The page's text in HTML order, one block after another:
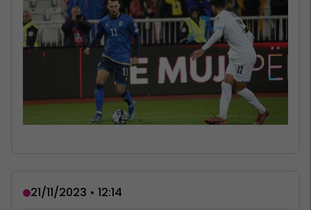
21/11/2023 • 12:14